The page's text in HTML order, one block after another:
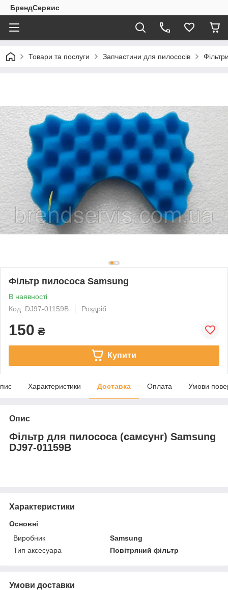
БрендСервис
Товари та послуги Запчастини для пилососів
Фільтр пилососа Samsung
В наявності
Код: DJ97-01159B
Роздріб
150 ₴
Купити
Характеристики Доставка Оплата Умови
Опис
Фільтр для пилососа (самсунг) Samsung
DJ97-01159B
Характеристики
Основні
Виробник
Samsung
Тип аксесуара
Повітряний фільтр
Умови доставки